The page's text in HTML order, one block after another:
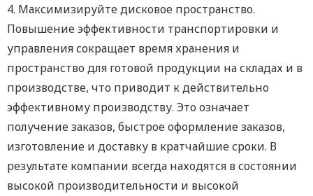
4. Максимизируйте дисковое пространство.
Повышение эффективности транспортировки и
управления сокращает время хранения и
пространство для готовой продукции на складах и в
производстве, что приводит к действительно
эффективному производству. Это означает
получение заказов, быстрое оформление заказов,
изготовление и доставку в кратчайшие сроки. В
результате компании всегда находятся в состоянии
высокой производительности и высокой